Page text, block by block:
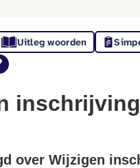
Uitleg woorden
inschrijving
over Wijzigen